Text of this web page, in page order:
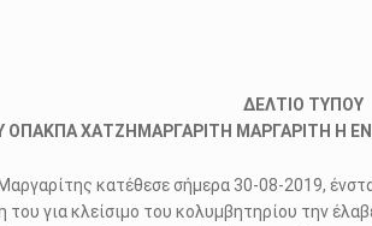
ΔΕΛΤΙΟ ΤΥΠΟΥ
ΧΑΤΖΗΜΑΡΓΑΡΙΤΗ ΜΑΡΓΑΡΙΤΗ Η
κατέθεσε σήμερα 30-08-2019,
για κλείσιμο του κολυμβητηρίου την